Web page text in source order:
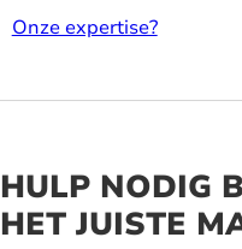
stap van ons
Onze expertise?
HULP NODIG
HET JUISTE